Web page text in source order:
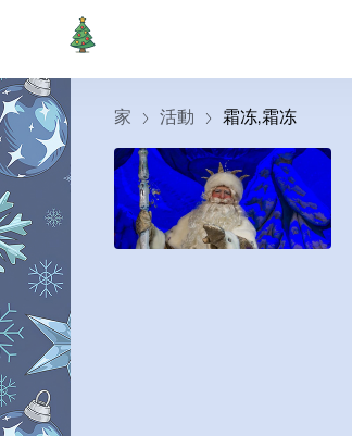
家 活動 霜冻,霜冻